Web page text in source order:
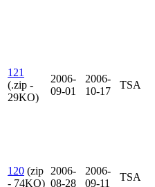
121
(.zip -
29KO)
2006-
09-01
2006-
10-17
TSA
120 (zip
- 74KO)
2006-
08-28
2006-
09-11
TSA